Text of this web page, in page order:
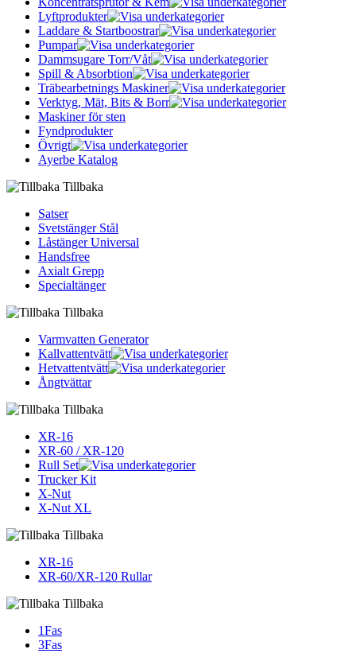
Lyftprodukter
Laddare & Startboostrar
Pumpar
Dammsugare Torr/Våt
Spill & Absorbtion
Träbearbetnings Maskiner
Verktyg, Mät, Bits & Borr
Maskiner för sten
Fyndprodukter
Övrigt
Ayerbe Katalog
Tillbaka
Satser
Svetstänger Stål
Låstänger Universal
Handsfree
Axialt Grepp
Specialtänger
Tillbaka
Varmvatten Generator
Kallvattentvätt
Hetvattentvätt
Ångtvättar
Tillbaka
XR-16
XR-60 / XR-120
Rull Set
Trucker Kit
X-Nut
X-Nut XL
Tillbaka
XR-16
XR-60/XR-120 Rullar
Tillbaka
1Fas
3Fas